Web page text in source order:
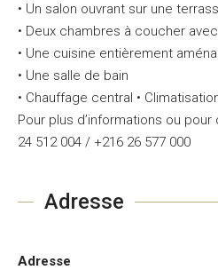
• Un salon ouvrant sur une
• Deux chambres à coucher
• Une cuisine entièrement
• Une salle de bain
• Chauffage central •
Pour plus d’informations ou
24 512 004 / +216 26 577 000
Adresse
Adresse